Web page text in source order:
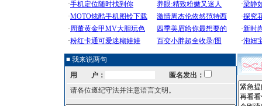
■ 我来说两句
用 户：
匿名发出：
请各位遵纪守法并注意语言文明。